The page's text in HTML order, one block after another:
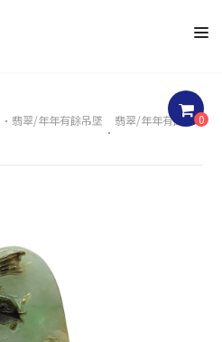
0
翡翠/年年有餘吊墜
翡翠/年年有餘三